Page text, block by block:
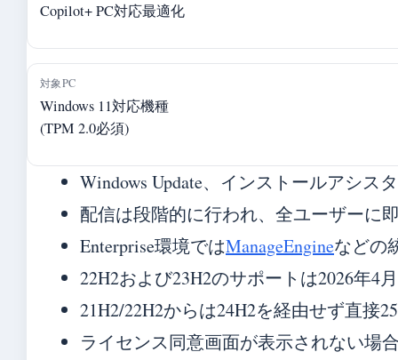
Copilot+ PC対応最適化
対象PC
Windows 11対応機種
(TPM 2.0必須)
Windows Update、インストールアシス
配信は段階的に行われ、全ユーザーに
Enterprise環境ではManageEngineなどの
22H2および23H2のサポートは2026年4
21H2/22H2からは24H2を経由せず直接
ライセンス同意画面が表示されない場